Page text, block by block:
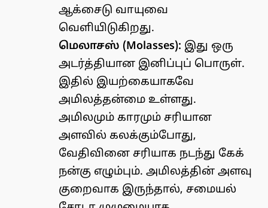
ஆக்சைடு வாயுவை
வெளியிடுகிறது.
மெலாசஸ் (Molasses): இது ஒரு
அடர்த்தியான இனிப்புப் பொருள்.
இதில் இயற்கையாகவே
அமிலத்தன்மை உள்ளது.
அமிலமும் காரமும் சரியான
அளவில் கலக்கும்போது,
வேதிவினை சரியாக நடந்து கேக்
நன்கு எழும்பும். அமிலத்தின் அளவு
குறைவாக இருந்தால், சமையல்